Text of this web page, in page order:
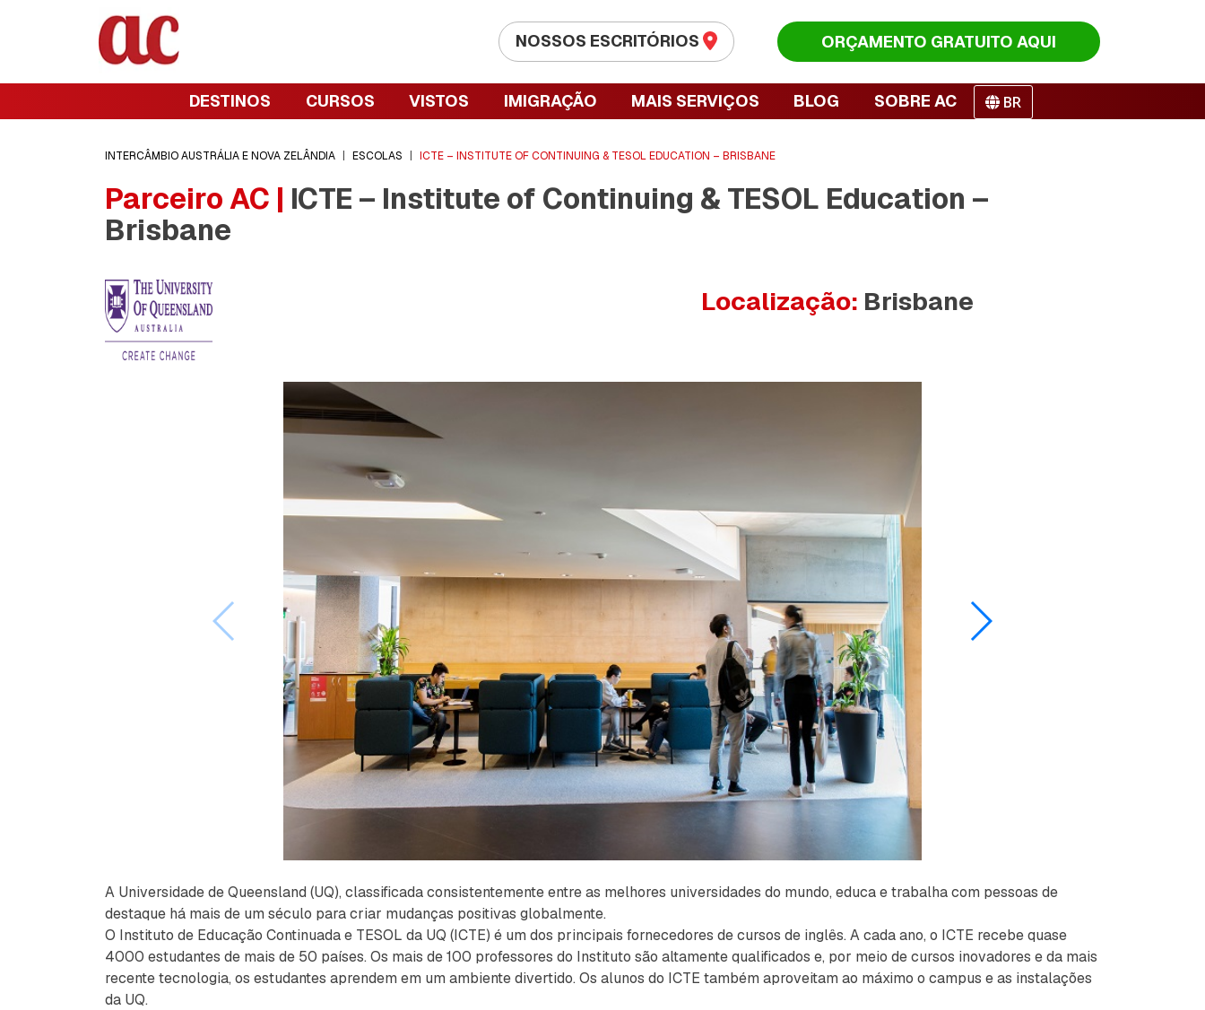
ORÇAMENTO GRATUITO AQUI
NOSSOS ESCRITÓRIOS
DESTINOS CURSOS VISTOS IMIGRAÇÃO MAIS SERVIÇOS BLOG SOBRE AC BR
INTERCÂMBIO AUSTRÁLIA E NOVA ZELÂNDIA ESCOLAS ICTE – INSTITUTE OF CONTINUING & TESOL EDUCATION – BRISBANE
Parceiro AC | ICTE – Institute of Continuing & TESOL Education –
Brisbane
Localização: Brisbane
A Universidade de Queensland (UQ), classificada consistentemente entre as melhores universidades do mundo, educa e trabalha com pessoas de
destaque há mais de um século para criar mudanças positivas globalmente.
O Instituto de Educação Continuada e TESOL da UQ (ICTE) é um dos principais fornecedores de cursos de inglês. A cada ano, o ICTE recebe quase
4000 estudantes de mais de 50 países. Os mais de 100 professores do Instituto são altamente qualificados e, por meio de cursos inovadores e da mais
recente tecnologia, os estudantes aprendem em um ambiente divertido. Os alunos do ICTE também aproveitam ao máximo o campus e as instalações
da UQ.